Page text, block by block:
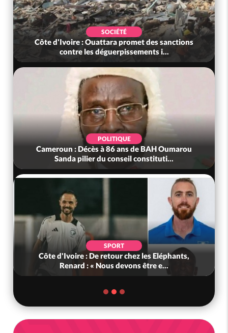
SOCIÉTÉ
Côte d'Ivoire : Ouattara promet des sanctions
contre les déguerpissements i...
POLITIQUE
Cameroun : Décès à 86 ans de BAH Oumarou
Sanda pilier du conseil constituti...
SPORT
Côte d'Ivoire : De retour chez les Eléphants,
Renard : « Nous devons être e...